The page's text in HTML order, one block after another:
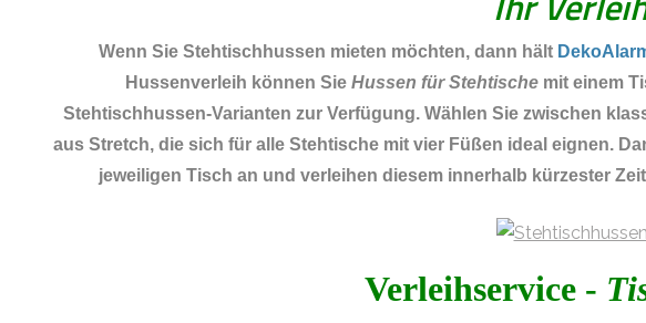
Wenn Sie Stehtischhussen mieten möchten, dann hält
Hussenverleih können Sie Hussen für Stehtischemit einem
Stehtischhussen-Varianten zur Verfügung. Wählen Sie zwischen
aus Stretch, die sich für alle Stehtische mit vier Füßen ideal eignen.
jeweiligen Tisch an und verleihen diesem innerhalb kürzester
Verleihservice -